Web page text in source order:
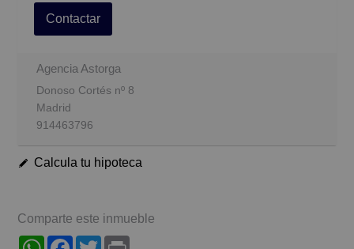
Contactar
Agencia Astorga
Donoso Cortés nº 8
Madrid
914463796
Calcula tu hipoteca
Comparte este inmueble
WhatsAppFacebook
Twitter